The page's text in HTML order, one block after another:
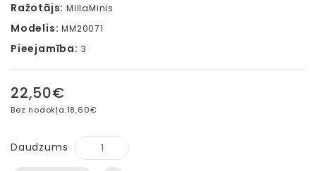
Ražotājs: MillaMinis
Modelis: MM20071
Pieejamība: 3
22,50€
Bez nodokļa:18,60€
Daudzums